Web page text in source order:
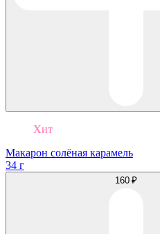
Хит
Макарон солёная карамель
34 г
160 ₽